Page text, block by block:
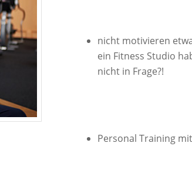
nicht motivieren
ein Fitness Studio
nicht in Frage?!
Personal Training